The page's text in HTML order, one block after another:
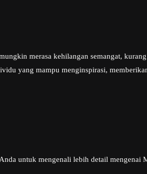
merasa kehilangan semangat,
yang mampu menginspirasi,
untuk mengenali lebih detail mengenai